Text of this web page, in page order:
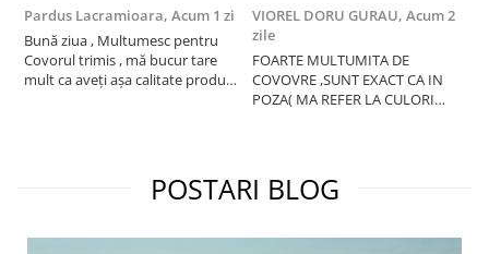
Pardus Lacramioara, Acum 1 zi
Bună ziua , Multumesc pentru
Covorul trimis , mă bucur tare
mult ca aveți așa calitate produs
VIOREL DORU GURAU, Acum 2
zile
FOARTE MULTUMITA DE
COVOVRE ,SUNT EXACT CA IN
POZA( MA REFER LA CULORI
POSTARI BLOG